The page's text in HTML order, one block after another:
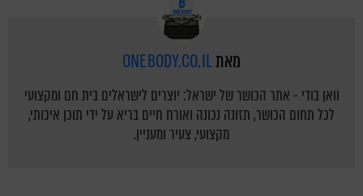
מאתONEBODY.CO.IL
וואן בודי - אתר הכושר של ישראל: יוצרים לישראלים בית חם ומקצועי
לכל תחום הכושר, תזונה נכונה ואורח חיים בריא על ידי תוכן איכותי,
מקצועי, צעיר ומעניין.